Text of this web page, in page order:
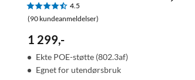
4.5
(90 kundeanmeldelser)
1 299,-
Ekte POE-støtte (802.3af)
Egnet for utendørsbruk